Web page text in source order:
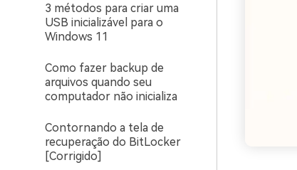
3 métodos para criar uma
USB inicializável para o
Windows 11
Como fazer backup de
arquivos quando seu
computador não inicializa
Contornando a tela de
recuperação do BitLocker
[Corrigido]